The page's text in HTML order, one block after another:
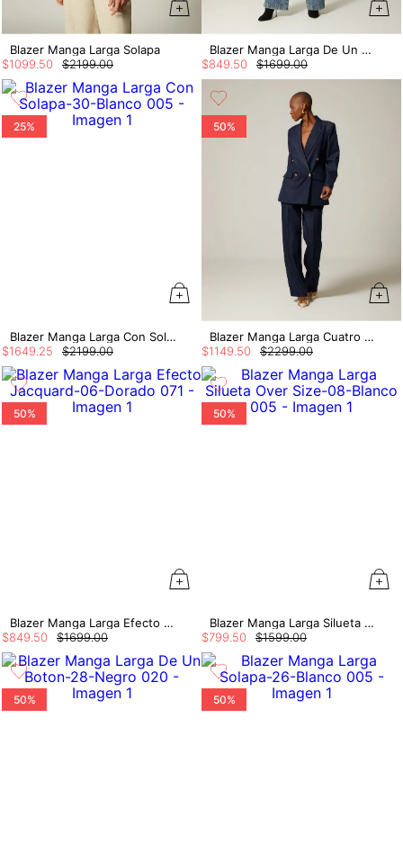
Blazer Manga Larga Solapa
$2199.00
$1099 50
Blazer Manga Larga De Un Boton
$1699.00
$849 50
25%
Blazer Manga Larga Con Solapa
$2199.00
$1649 25
50%
Blazer Manga Larga Cuatro Botones
$2299.00
$1149 50
50%
Blazer Manga Larga Efecto Jacquard
$1699.00
$849.50
50%
Blazer Manga Larga Silueta Over Size
$1599.00
$799.50
50% 50%